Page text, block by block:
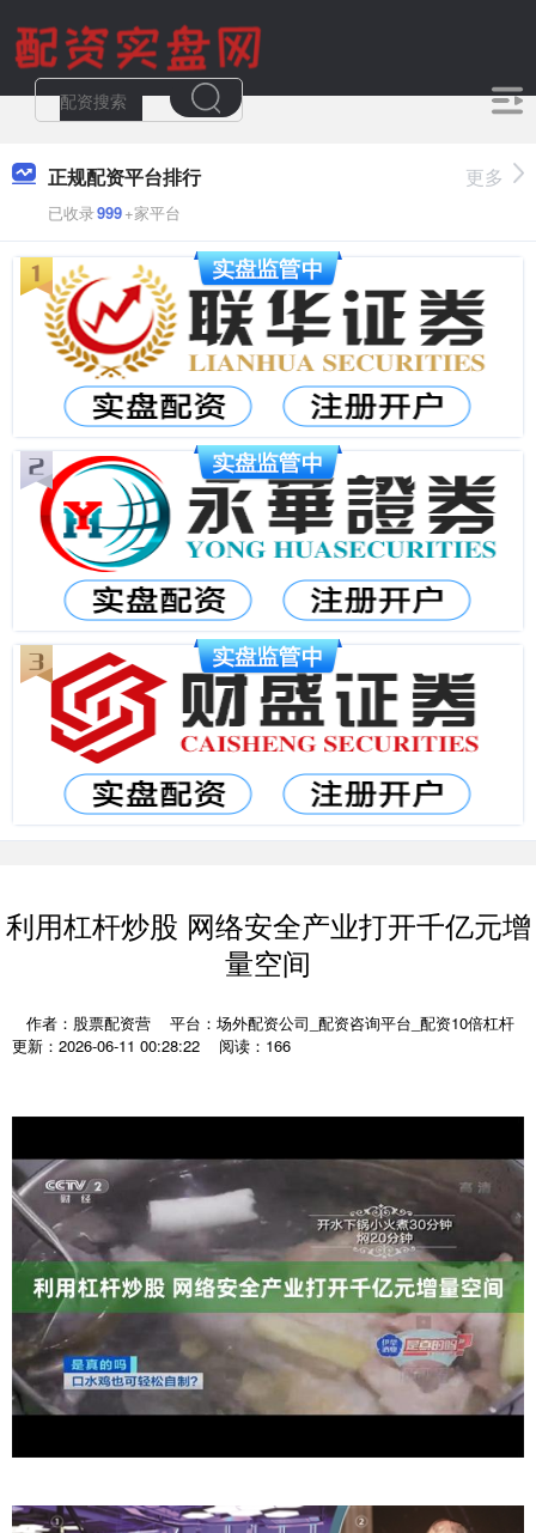
正规配资平台排行
已收录999+家平台
更多
利用杠杆炒股 网络安全产业打开千亿元增
量空间
作者：股票配资营
平台：场外配资公司_配资咨询平台_配资10倍杠杆
更新：2026-06-11 00:28:22
阅读：166